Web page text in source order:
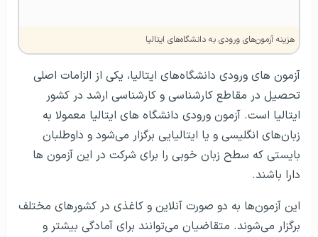
هزینه آزمون‌های ورودی به دانشگاه‌های ایتالیا
آزمون های ورودی دانشگاه‌های ایتالیا، یکی از الزامات اصلی
تحصیل در مقاطع کارشناسی و کارشناسی ارشد در کشور
ایتالیا است. آزمون ورودی دانشگاه های ایتالیا معمولا به
زبان‌های انگلیسی و یا ایتالیایی برگزار می‌شود و داوطلبان
بایستی که سطح زبان خوبی را برای شرکت در این آزمون ها
دارا باشند.
این آزمون‌ها به دو صورت آنلاین و کاغذی در کشورهای مختلف
برگزار می‌شوند. متقاضیان می‌توانند برای آمادگی بیشتر و